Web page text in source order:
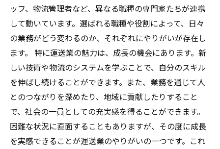
ッフ、物流管理者など、異なる職種の専門家たちが連携
して動いています。選ばれる職種や役割によって、日々
の業務がどう変わるのか、それぞれにやりがいが存在し
ます。 特に運送業の魅力は、成長の機会にあります。新
しい技術や物流のシステムを学ぶことで、自分のスキル
を伸ばし続けることができます。また、業務を通じて人
とのつながりを深めたり、地域に貢献したりすること
で、社会の一員としての充実感を得ることができます。
困難な状況に直面することもありますが、その度に成長
を実感できることが運送業のやりがいの一つです。これ